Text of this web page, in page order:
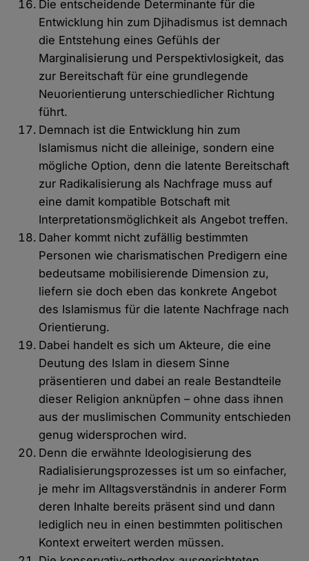
Die entscheidende Determinante für die
Entwicklung hin zum Djihadismus ist demnach
die Entstehung eines Gefühls der
Marginalisierung und Perspektivlosigkeit, das
zur Bereitschaft für eine grundlegende
Neuorientierung unterschiedlicher Richtung
führt.
Demnach ist die Entwicklung hin zum
Islamismus nicht die alleinige, sondern eine
mögliche Option, denn die latente Bereitschaft
zur Radikalisierung als Nachfrage muss auf
eine damit kompatible Botschaft mit
Interpretationsmöglichkeit als Angebot treffen.
Daher kommt nicht zufällig bestimmten
Personen wie charismatischen Predigern eine
bedeutsame mobilisierende Dimension zu,
liefern sie doch eben das konkrete Angebot
des Islamismus für die latente Nachfrage nach
Orientierung.
Dabei handelt es sich um Akteure, die eine
Deutung des Islam in diesem Sinne
präsentieren und dabei an reale Bestandteile
dieser Religion anknüpfen – ohne dass ihnen
aus der muslimischen Community entschieden
genug widersprochen wird.
Denn die erwähnte Ideologisierung des
Radialisierungsprozesses ist um so einfacher,
je mehr im Alltagsverständnis in anderer Form
deren Inhalte bereits präsent sind und dann
lediglich neu in einen bestimmten politischen
Kontext erweitert werden müssen.